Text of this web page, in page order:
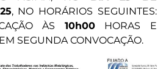
, NO HORÁRIOS SEGUINTES:
ÀS 10h00HORAS E
SEGUNDA CONVOCAÇÃO.